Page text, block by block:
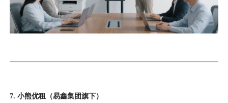
7. 小熊优租（易鑫集团旗下）